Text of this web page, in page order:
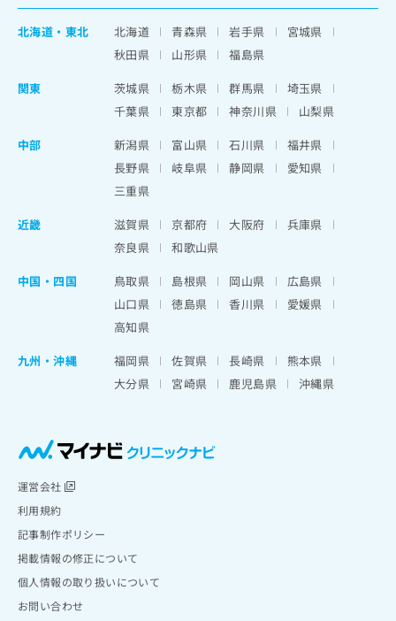
北海道 ・ 東北 北海道 青森県 岩手県
宮城県
秋田県
山形県
福島県
関東
茨城県 栃木県 群馬県
埼玉県
千葉県
東京都 神奈川県
山梨県
中部
新潟県 富山県 石川県
福井県
長野県
岐阜県 静岡県
愛知県
三重県
近畿
滋賀県 京都府 大阪府
兵庫県
奈良県
和歌山県
中国・四国
鳥取県 島根県 岡山県
広島県
山口県
徳島県 香川県
愛媛県
高知県
九州・沖縄
福岡県 佐賀県 長崎県
熊本県
大分県
宮崎県 鹿児島県 沖縄県
運営会社
利用規約
記事制作ポリシー
掲載情報の修正について
個人情報の取り扱いについて
お問い合わせ